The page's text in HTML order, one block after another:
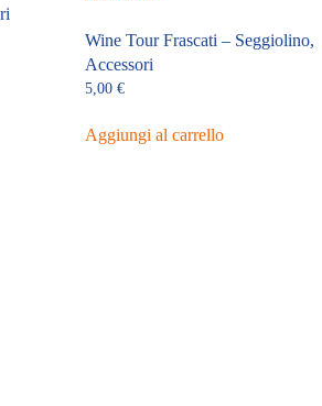
Wine Tour Frascati – Seggiolino,
Accessori
5,00 €
Aggiungi al carrello